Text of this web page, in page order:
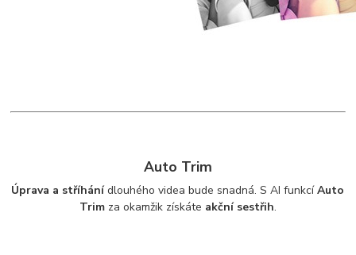
Auto Trim
Úprava a stříhánídlouhého videa bude snadná. S AI funkcíAuto
Trim za okamžik získáte akční sestřih.